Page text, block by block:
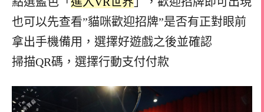
也可以先查看”貓咪歡迎招牌”是否有正對眼前
拿出手機備用，選擇好遊戲之後並確認
掃描QR碼，選擇行動支付付款